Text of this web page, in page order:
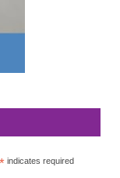
*indicates required